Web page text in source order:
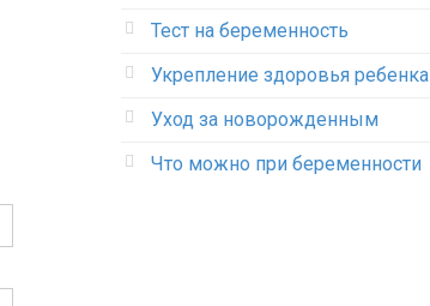
Тест на беременность
Укрепление здоровья ребенка
Уход за новорожденным
Что можно при беременности